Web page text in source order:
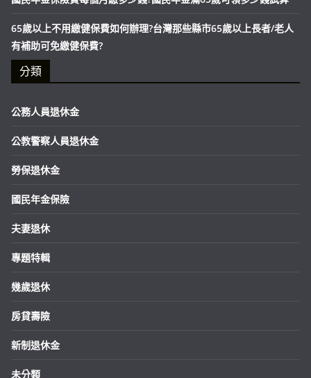
65歲以上不用繳健保費如何辦理?台灣那些縣市65歲以上長者/老人
有補助可免繳健保費?
分類
公務人員退休金
公教警察人員退休金
勞保退休金
國民年金保險
夫妻退休
專題特輯
幾歲退休
房貸壽險
新制退休金
未分類